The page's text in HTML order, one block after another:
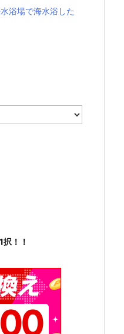
浴場で海水浴した
！！